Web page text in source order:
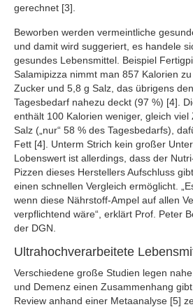
gerechnet [3].
Beworben werden vermeintliche
und damit wird suggeriert, es handele
gesundes Lebensmittel. Beispiel
Salamipizza nimmt man 857 Kalorien
Zucker und 5,8 g Salz, das übrigens
Tagesbedarf nahezu deckt (97 %) [4].
enthält 100 Kalorien weniger, gleich viel
Salz („nur“ 58 % des Tagesbedarfs),
Fett [4]. Unterm Strich kein großer
Lobenswert ist allerdings, dass der
Pizzen dieses Herstellers Aufschluss
einen schnellen Vergleich ermöglicht.
wenn diese Nährstoff-Ampel auf allen
verpflichtend wäre“, erklärt Prof. Peter
der DGN.
Ultrahochverarbeitete
Verschiedene große Studien legen
und Demenz einen Zusammenhang
Review anhand einer Metaanalyse [5]